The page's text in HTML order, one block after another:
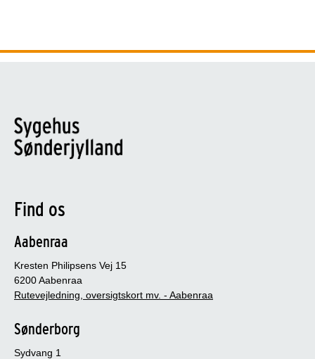
Find os
Aabenraa
Kresten Philipsens Vej 15
6200 Aabenraa
Rutevejledning, oversigtskort mv. - Aabenraa
Sønderborg
Sydvang 1